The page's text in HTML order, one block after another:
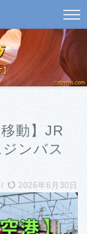
動】JR
ンバス
/ 2026年6月30日